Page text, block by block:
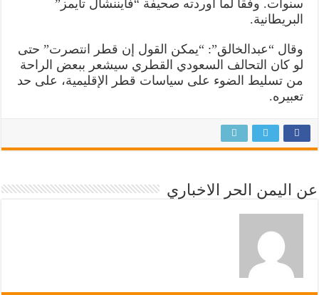
سنوات. وفقا لما أوردته صحيفة “فايننشال تايمز”
البريطانية.
وقال “عبدالخالق”: “يمكن القول إن قطر انتصرت” حتى
لو كان التحالف السعودي القطري سيشعر ببعض الراحة
من تسليط الضوء على سياسات قطر الإقليمية، على حد
تعبيره.
عن اليمن الحر الاخباري